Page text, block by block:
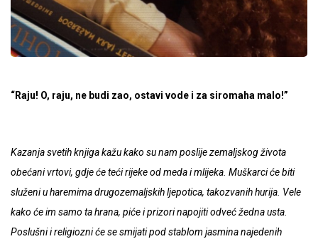
“Raju! O, raju, ne budi zao, ostavi vode i za siromaha malo!”
Kazanja svetih knjiga kažu kako su nam poslije zemaljskog života
obećani vrtovi, gdje će teći rijeke od meda i mlijeka. Muškarci će biti
služeni u haremima drugozemaljskih ljepotica, takozvanih hurija. Vele
kako će im samo ta hrana, piće i prizori napojiti odveć žedna usta.
Poslušni i religiozni će se smijati pod stablom jasmina najedenih